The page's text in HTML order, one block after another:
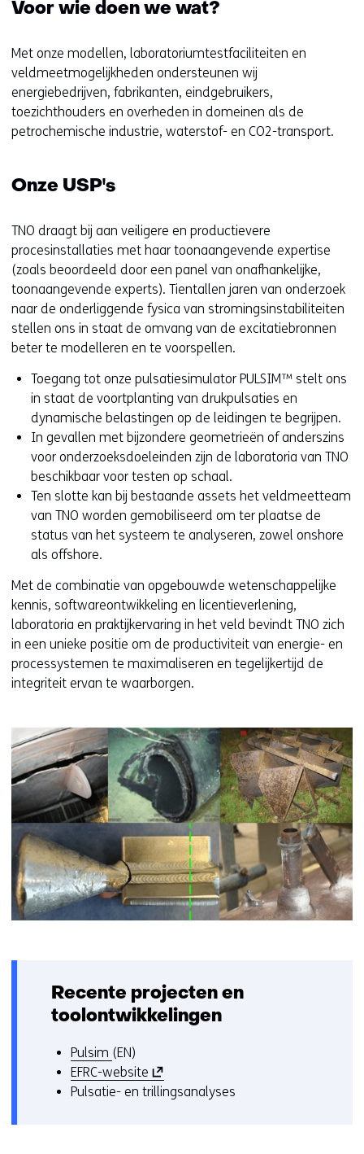
Voor wie doen we wat?
Met onze modellen, laboratoriumtestfaciliteiten en
veldmeetmogelijkheden ondersteunen wij
energiebedrijven, fabrikanten, eindgebruikers,
toezichthouders en overheden in domeinen als de
petrochemische industrie, waterstof- en CO2-transport.
Onze USP's
TNO draagt bij aan veiligere en productievere
procesinstallaties met haar toonaangevende expertise
(zoals beoordeeld door een panel van onafhankelijke,
toonaangevende experts). Tientallen jaren van onderzoek
naar de onderliggende fysica van stromingsinstabiliteiten
stellen ons in staat de omvang van de excitatiebronnen
beter te modelleren en te voorspellen.
Toegang tot onze pulsatiesimulator PULSIM™ stelt ons
in staat de voortplanting van drukpulsaties en
dynamische belastingen op de leidingen te begrijpen.
In gevallen met bijzondere geometrieën of anderszins
voor onderzoeksdoeleinden zijn de laboratoria van TNO
beschikbaar voor testen op schaal.
Ten slotte kan bij bestaande assets het veldmeetteam
van TNO worden gemobiliseerd om ter plaatse de
status van het systeem te analyseren, zowel onshore
als offshore.
Met de combinatie van opgebouwde wetenschappelijke
kennis, softwareontwikkeling en licentieverlening,
laboratoria en praktijkervaring in het veld bevindt TNO zich
in een unieke positie om de productiviteit van energie- en
processystemen te maximaliseren en tegelijkertijd de
integriteit ervan te waarborgen.
Recente projecten en
toolontwikkelingen
Pulsim (EN)
EFRC-website (
o
Pulsatie- en trillingsanalyses